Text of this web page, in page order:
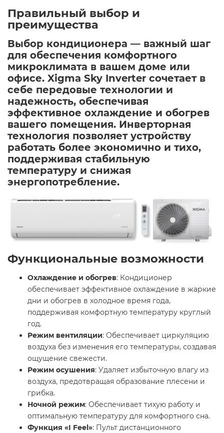
Правильный выбор и
преимущества
Выбор кондиционера — важный шаг
для обеспечения комфортного
микроклимата в вашем доме или
офисе. Xigma Sky Inverter сочетает в
себе передовые технологии и
надежность, обеспечивая
эффективное охлаждение и обогрев
вашего помещения. Инверторная
технология позволяет устройству
работать более экономично и тихо,
поддерживая стабильную
температуру и снижая
энергопотребление.
Функциональные возможности
Охлаждение и обогрев: Кондиционер
обеспечивает эффективное охлаждение в жаркие
дни и обогрев в холодное время года,
поддерживая комфортную температуру круглый
год.​
Режим вентиляции: Обеспечивает циркуляцию
воздуха без изменения его температуры, создавая
ощущение свежести.​
Режим осушения: Удаляет избыточную влагу из
воздуха, предотвращая образование плесени и
грибка.​
Ночной режим: Обеспечивает тихую работу и
оптимальную температуру для комфортного сна.​
Функция «I Feel»: Пульт дистанционного